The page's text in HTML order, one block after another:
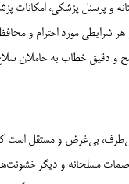
و پرسنل پزشکی، امکانات
شرایطی مورد احترام و
و دقیق خطاب به حاملان
مسلحانه و دیگر